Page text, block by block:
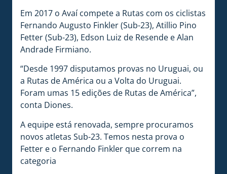
Em 2017 o Avaí compete a Rutas com os ciclistas
Fernando Augusto Finkler (Sub-23), Atillio Pino
Fetter (Sub-23), Edson Luiz de Resende e Alan
Andrade Firmiano.
“Desde 1997 disputamos provas no Uruguai, ou
a Rutas de América ou a Volta do Uruguai.
Foram umas 15 edições de Rutas de América”,
conta Diones.
A equipe está renovada, sempre procuramos
novos atletas Sub-23. Temos nesta prova o
Fetter e o Fernando Finkler que correm na
categoria